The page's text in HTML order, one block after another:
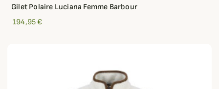
Gilet Polaire Luciana Femme Barbour
194,95 €